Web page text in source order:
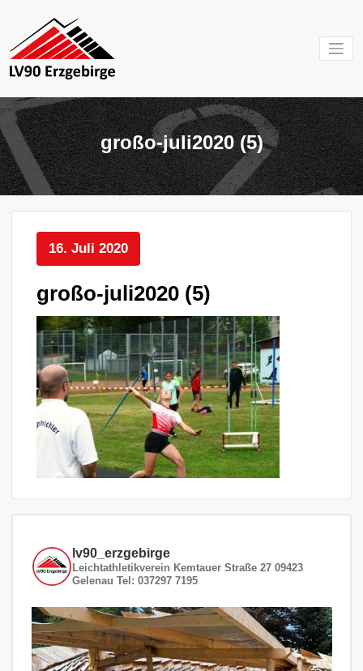
springen
e.V.
Mein Verein im
großo-juli2020 (5)
16. Juli 2020
großo-juli2020 (5)
lv90_erzgebirge
Leichtathletikverein Kemtauer Straße 27 09423
Gelenau Tel: 037297 7195